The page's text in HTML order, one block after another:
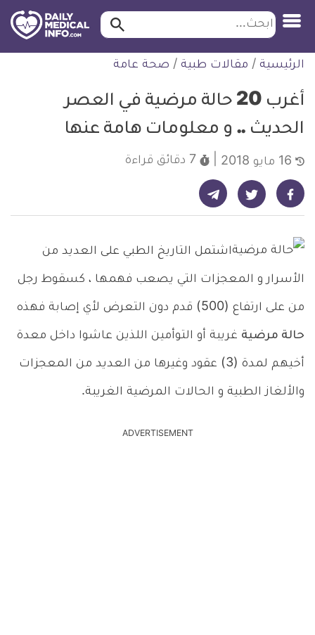
التخطي
للمحتوى
ابحث ابحث…
الرئيسية / مقالات طبية / صحة عامة
أغرب 20 حالة مرضية في العصر
الحديث .. و معلومات هامة عنها
7 دقائق قراءة
شارك على فيسبوك - ديلي ميديكال انفو شارك على تويتر - ديلي ميديكال انفو شارك على تيليجرام - ديلي ميديكال انفو
اشتمل التاريخ الطبي على العديد من
الأسرار و المعجزات التي يصعب فهمها ، كسقوط رجل
من على ارتفاع (500) قدم دون التعرض لأي إصابة فهذه
حالة مرضية غريبة أو التوأمين اللذين عاشوا داخل معدة
أخيهم لمدة (3) عقود وغيرها من العديد من المعجزات
والألغاز الطبية و الحالات المرضية الغريبة.
ADVERTISEMENT